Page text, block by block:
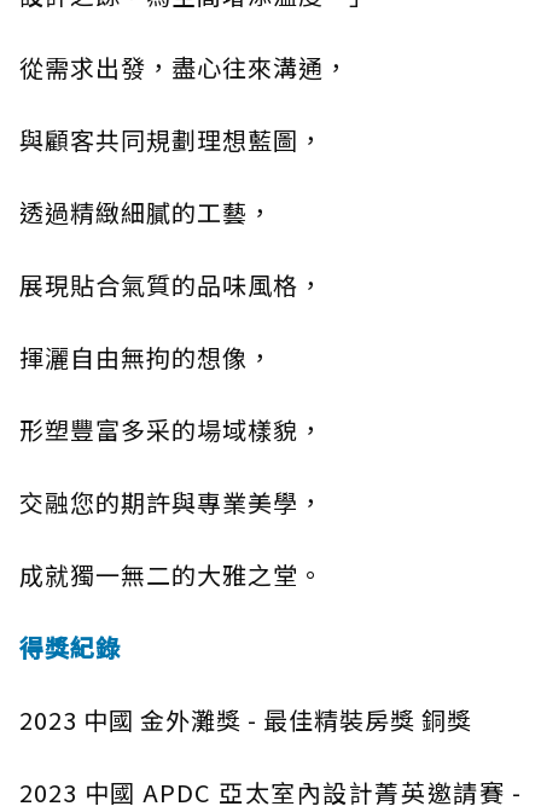
從需求出發，盡心往來溝通，
與顧客共同規劃理想藍圖，
透過精緻細膩的工藝，
展現貼合氣質的品味風格，
揮灑自由無拘的想像，
形塑豐富多采的場域樣貌，
交融您的期許與專業美學，
成就獨一無二的大雅之堂。
得獎紀錄
2023 中國 金外灘獎 - 最佳精裝房獎 銅獎
2023 中國 APDC 亞太室內設計菁英邀請賽 -